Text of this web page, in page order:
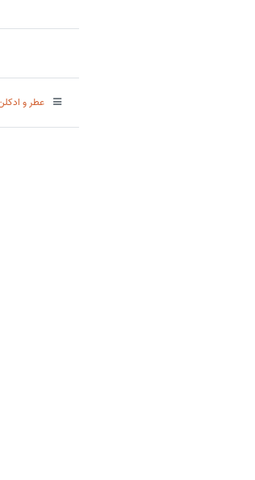
عطر و